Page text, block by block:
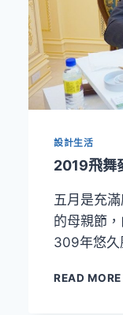
設計生活
2019飛舞
五月是充
的母親節
309年悠久
READ MORE